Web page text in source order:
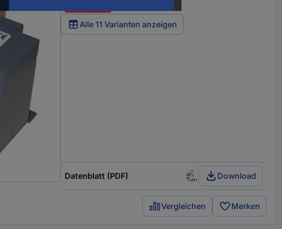
Alle 11 Varianten anzeigen
Datenblatt (PDF) Download
Vergleichen Merken